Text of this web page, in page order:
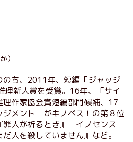
）
のち、2011年、短編「ジャッジ
理新人賞を受賞。16年、「サイ
理作家協会賞短編部門候補、17
メント』がキノベス！の第８位
人が祈るとき』『イノセンス』
人を殺していません』など。